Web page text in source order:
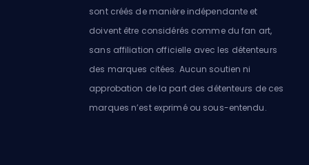
sont créés de manière indépendante et
doivent être considérés comme du fan art,
sans affiliation officielle avec les détenteurs
des marques citées. Aucun soutien ni
approbation de la part des détenteurs de ces
marques n’est exprimé ou sous-entendu.